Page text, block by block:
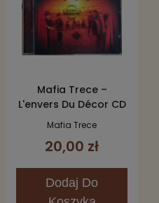
Mafia Trece –
L'envers Du Décor CD
Mafia Trece
20,00 zł
Dodaj Do